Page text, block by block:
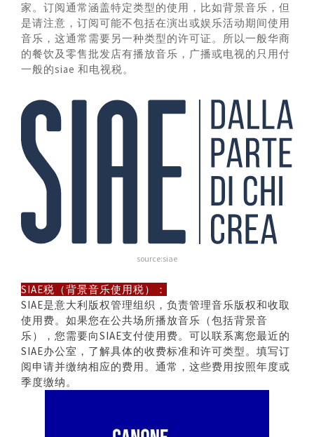
家。订阅通常涵盖特定类型的使用，比如背景音乐，但
是请注意，订阅可能不包括在演出或娱乐活动期间使用
音乐，这通常需要另一种类型的许可证。所以一般华商
的餐饮及零售批发店有播放音乐，广播或电视的只用付
一般的siae 和电视税。
source:siae
SIAE税（背景音乐使用税）：
SIAE是意大利版权管理组织，负责管理音乐版权和收取
使用费。如果您在公共场所播放音乐（包括背景音
乐），您需要向SIAE支付使用费。可以联系离您最近的
SIAE办公室，了解具体的收费标准和许可类型。填写订
阅申请并缴纳相应的费用。通常，这些费用按照年度或
季度缴纳。